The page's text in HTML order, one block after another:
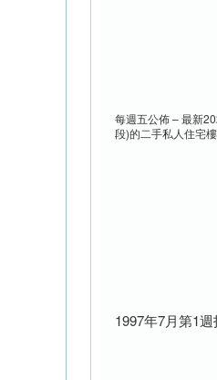
每週五公佈 – 最新
段)的二手私人住宅
1997年7月第1